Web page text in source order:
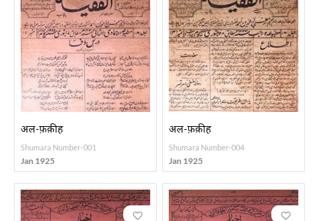
अल-फ़क़ीह
Shumara Number-001
Jan 1925
अल-फ़क़ीह
Shumara Number-004
Jan 1925